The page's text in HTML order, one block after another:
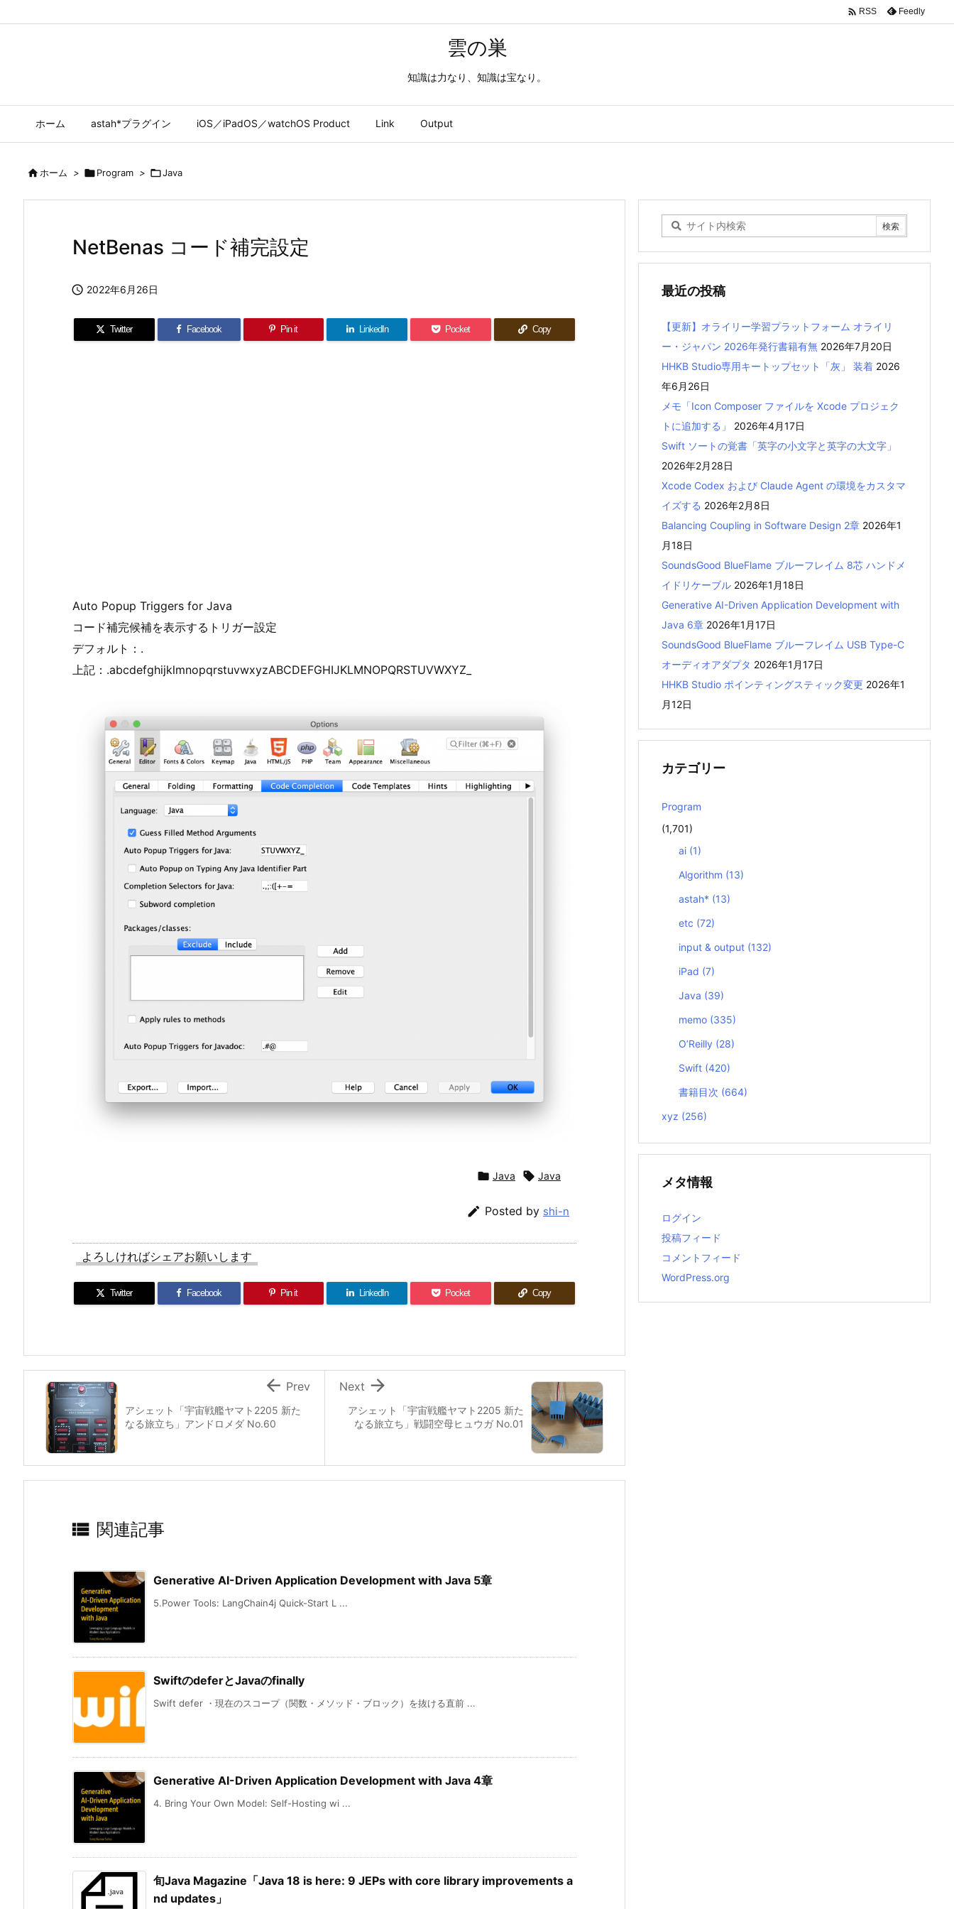
雲の巣
知識は力なり、知識は宝なり。
ホーム astah*プラグイン iOS／iPadOS／watchOS Product Link Output
 RSS Feedly
ホーム > Program > Java
NetBenas コード補完設定
 2022年6月26日
Twitter Facebook Pin it LinkedIn Pocket Copy
Auto Popup Triggers for Java
コード補完候補を表示するトリガー設定
デフォルト：.
上記：.abcdefghijklmnopqrstuvwxyzABCDEFGHIJKLMNOPQRSTUVWXYZ_
 Java  Java
 Posted by shi-n
よろしければシェアお願いします
Twitter Facebook Pin it LinkedIn Pocket Copy
アシェット「宇宙戦艦ヤマト2205 新た
なる旅立ち」戦闘空母ヒュウガ No.01

Next
アシェット「宇宙戦艦ヤマト2205 新た
なる旅立ち」アンドロメダ No.60
 Prev
 関連記事
Generative AI-Driven Application Development with Java 5章
5.Power Tools: LangChain4j Quick-Start L ...
SwiftのdeferとJavaのfinally
Swift defer ・現在のスコープ（関数・メソッド・ブロック）を抜ける直前 ...
Generative AI-Driven Application Development with Java 4章
4. Bring Your Own Model: Self-Hosting wi ...
旬Java Magazine「Java 18 is here: 9 JEPs with core library improvements a
nd updates」
最近の投稿
【更新】オライリー学習プラットフォーム オライリ
ー・ジャパン 2026年発行書籍有無 2026年7月20日
HHKB Studio専用キートップセット「灰」 装着 2026
年6月26日
メモ「Icon Composer ファイルを Xcode プロジェク
トに追加する」
2026年4月17日
Swift ソートの覚書「英字の小文字と英字の大文字」
2026年2月28日
Xcode Codex および Claude Agent の環境をカスタマ
イズする 2026年2月8日
Balancing Coupling in Software Design 2章 2026年1
月18日
SoundsGood BlueFlame ブルーフレイム 8芯 ハンドメ
イドリケーブル 2026年1月18日
Generative AI-Driven Application Development with
Java 6章 2026年1月17日
SoundsGood BlueFlame ブルーフレイム USB Type-C
オーディオアダプタ 2026年1月17日
HHKB Studio ポインティングスティック変更 2026年1
月12日
カテゴリー
Program
(1,701)
ai (1)
Algorithm (13)
astah* (13)
etc (72)
input & output (132)
iPad (7)
Java (39)
memo (335)
O’Reilly (28)
Swift (420)
書籍目次 (664)
xyz (256)
メタ情報
ログイン
投稿フィード
コメントフィード
WordPress.org